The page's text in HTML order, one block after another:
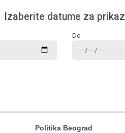
Izaberite datume za prikaz
Do
Politika Beograd